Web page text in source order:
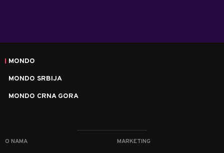
MONDO
MONDO SRBIJA
MONDO CRNA GORA
O NAMA MARKETING